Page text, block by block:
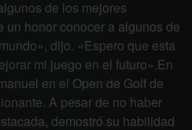
de los mejores
un honor conocer a algunos de
dijo. «Espero que esta
mi juego en el futuro».En
en el Open de Golf de
A pesar de no haber
demostró su habilidad